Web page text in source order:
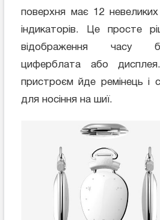
поверхня має 12
індикаторів. Це просте
відображення часу
циферблата або
пристроєм йде ремінець і
для носіння на шиї.